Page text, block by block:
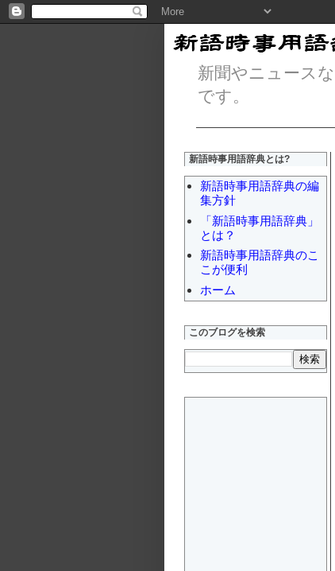
新聞やニュース
です。
新語時事用語辞典とは?
新語時事用語辞典の編
集方針
「新語時事用語辞典」
とは？
新語時事用語辞典のこ
こが便利
ホーム
このブログを検索